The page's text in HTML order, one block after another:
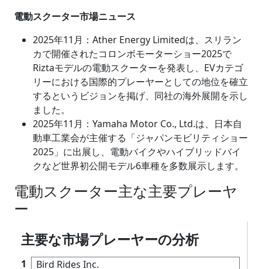
電動スクーター市場ニュース
2025年11月：Ather Energy Limitedは、スリラン
カで開催されたコロンボモーターショー2025で
Riztaモデルの電動スクーターを発表し、EVカテゴ
リーにおける国際的プレーヤーとしての地位を確立
するというビジョンを掲げ、同社の海外展開を示し
ました。
2025年11月：Yamaha Motor Co., Ltd.は、日本自
動車工業会が主催する「ジャパンモビリティショー
2025」に出展し、電動バイクやハイブリッドバイ
クなど世界初公開モデル6車種を多数展示します。
電動スクーター主な主要プレーヤ
ー
主要な市場プレーヤーの分析
1 Bird Rides Inc.